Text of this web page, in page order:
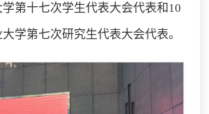
第十七次学生代表大会代表和10
学第七次研究生代表大会代表。